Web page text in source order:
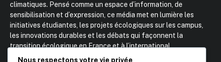
climatiques. Pensé comme un espace d’information, de
sensibilisation et d’expression, ce média met en lumière les
initiatives étudiantes, les projets écologiques sur les campus,
les innovations durables et les débats qui façonnent la
transition écologique en France et à l’international.
Fondateur : Kamil Makhloufi – Etudiant BBS Kedge BS
Nous respectons votre vie privée